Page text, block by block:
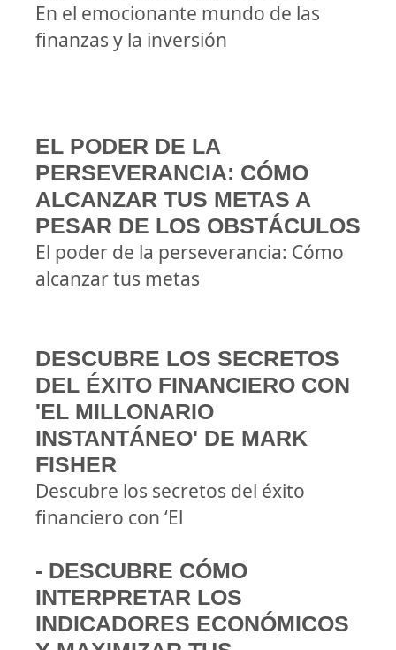
En el emocionante mundo de las
finanzas y la inversión
EL PODER DE LA
PERSEVERANCIA: CÓMO
ALCANZAR TUS METAS A
PESAR DE LOS OBSTÁCULOS
El poder de la perseverancia: Cómo
alcanzar tus metas
DESCUBRE LOS SECRETOS
DEL ÉXITO FINANCIERO CON
'EL MILLONARIO
INSTANTÁNEO' DE MARK
FISHER
Descubre los secretos del éxito
financiero con ‘El
- DESCUBRE CÓMO
INTERPRETAR LOS
INDICADORES ECONÓMICOS